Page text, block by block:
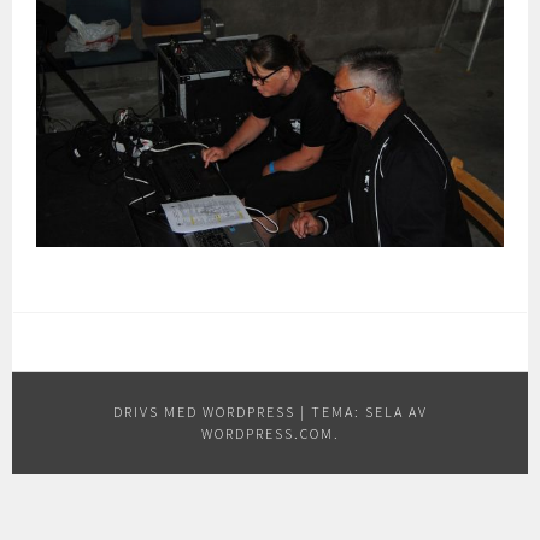
DRIVS MED WORDPRESS | TEMA: SELA AV
WORDPRESS.COM .